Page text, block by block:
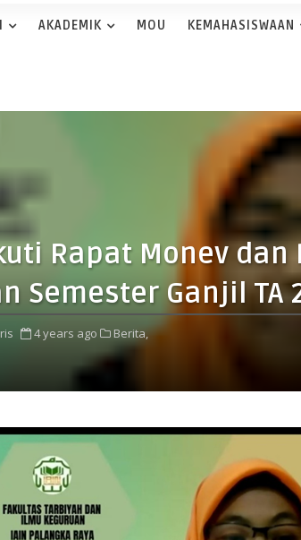
AKADEMIK MOU KEMAHASISWAAN
Rapat Monev
Semester Ganjil TA
4 years ago
Berita,